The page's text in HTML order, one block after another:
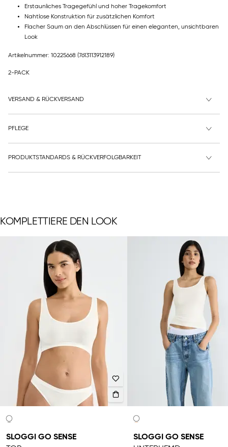
Erstaunliches Tragegefühl und hoher Tragekomfort
Nahtlose Konstruktion für zusätzlichen Komfort
Flacher Saum an den Abschlüssen für einen eleganten, unsichtbaren
Look
Artikelnummer: 10225668 (7613113912189)
2-PACK
VERSAND & RÜCKVERSAND
PFLEGE
PRODUKTSTANDARDS & RÜCKVERFOLGBARKEIT
KOMPLETTIERE DEN LOOK
SLOGGI GO SENSE
SLOGGI GO SENSE